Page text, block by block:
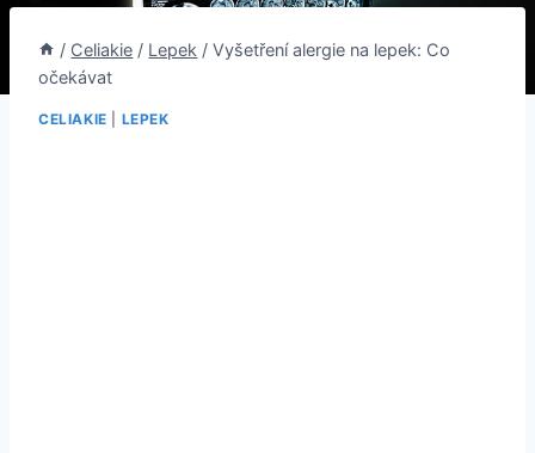
/ Celiakie / Lepek / Vyšetření alergie na lepek: Co
očekávat
CELIAKIE LEPEK